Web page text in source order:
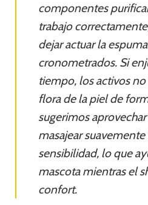
componentes
trabajo
dejar actuar la
cronometrados. Si
tiempo, los activos
flora de la piel de
sugerimos
masajear
sensibilidad, lo que
mascota mientras el
confort.